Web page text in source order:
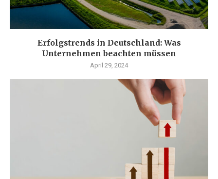
Erfolgstrends in Deutschland: Was
Unternehmen beachten müssen
April 29, 2024